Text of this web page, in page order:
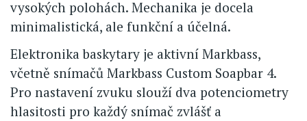
vysokých polohách. Mechanika je docela
minimalistická, ale funkční a účelná.
Elektronika baskytary je aktivní Markbass,
včetně snímačů Markbass Custom Soapbar 4.
Pro nastavení zvuku slouží dva potenciometry
hlasitosti pro každý snímač zvlášť a